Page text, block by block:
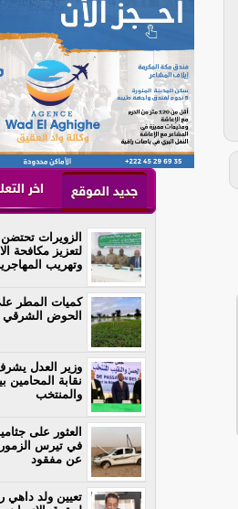
جديد الموقع اخر
الزويرات
لتعزيز مكافحة
وتهريب
كميات المطر
الحوض الشرقي
وزير العدل
نقابة المحامين
والمنتخب
العثور على
في تيرس
عن مفقود
تعيين ولد داهي